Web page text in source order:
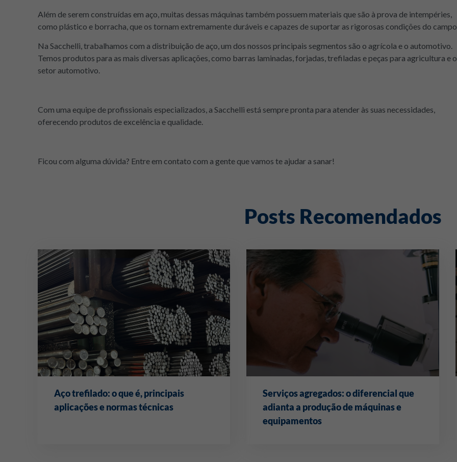
Além de serem construídas em aço, muitas dessas máquinas também possuem materiais que são à prova de intempéries,
como plástico e borracha, que os tornam extremamente duráveis e capazes de suportar as rigorosas condições do
Na Sacchelli, trabalhamos com a distribuição de aço, um dos nossos principais segmentos são o agrícola e o automotivo.
Temos produtos para as mais diversas aplicações, como barras laminadas, forjadas, trefiladas e peças para agricultura e o
setor automotivo.
Com uma equipe de profissionais especializados, a Sacchelli está sempre pronta para atender às suas necessidades,
oferecendo produtos de excelência e qualidade.
Ficou com alguma dúvida? Entre em contato com a gente que vamos te ajudar a sanar!
Posts Recomendados
Aço trefilado: o que é, principais
aplicações e normas técnicas
Serviços agregados: o diferencial que
adianta a produção de máquinas e
equipamentos